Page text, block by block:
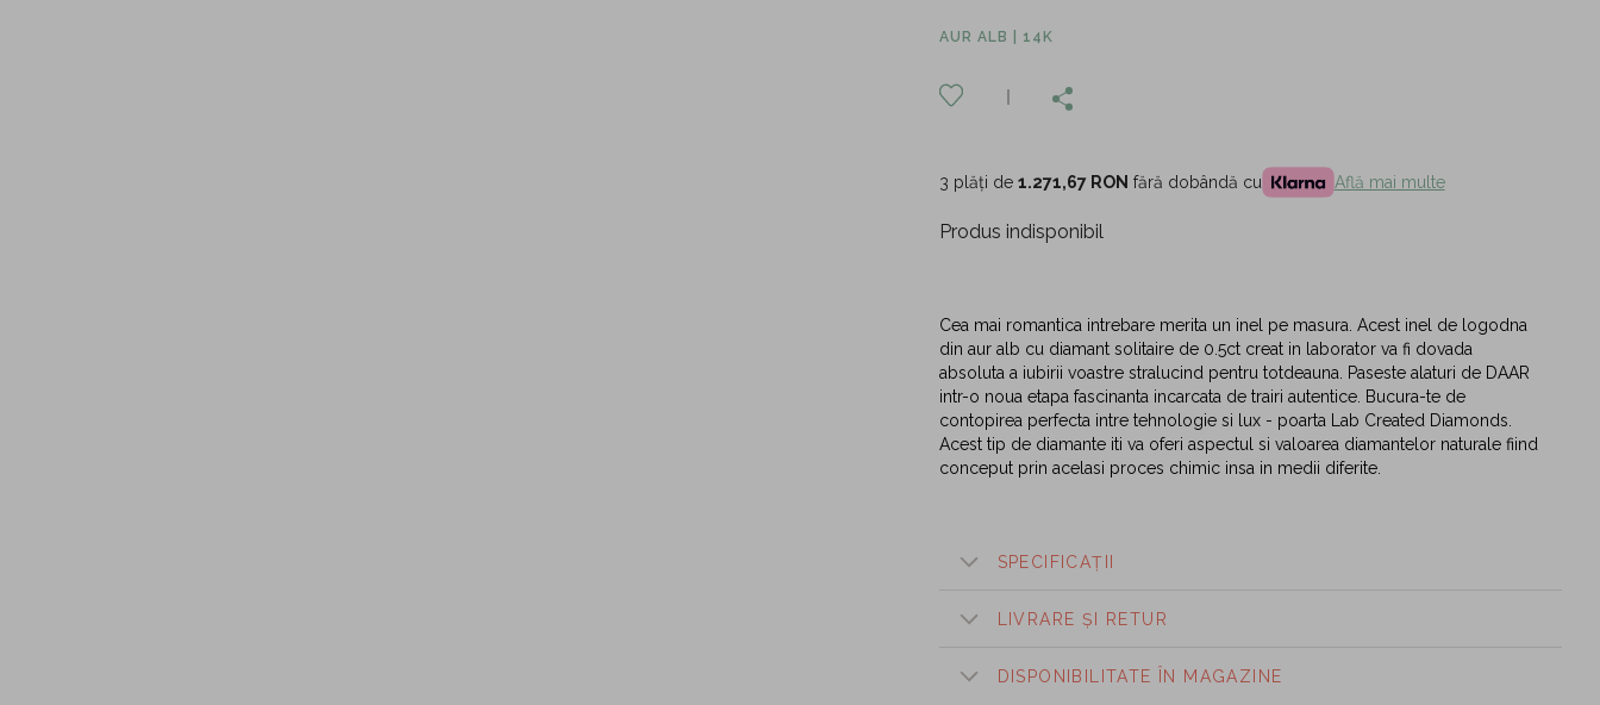
AUR ALB | 14K
3 plăți de 1.271,67 RON fără dobândă cu Află mai multe
Produs indisponibil
Cea mai romantica intrebare merita un inel pe masura. Acest inel de logodna
din aur alb cu diamant solitaire de 0.5ct creat in laborator va fi dovada
absoluta a iubirii voastre stralucind pentru totdeauna. Paseste alaturi de DAAR
intr-o noua etapa fascinanta incarcata de trairi autentice. Bucura-te de
contopirea perfecta intre tehnologie si lux - poarta Lab Created Diamonds.
Acest tip de diamante iti va oferi aspectul si valoarea diamantelor naturale fiind
conceput prin acelasi proces chimic insa in medii diferite.
SPECIFICAȚII
LIVRARE ȘI RETUR
DISPONIBILITATE ÎN MAGAZINE